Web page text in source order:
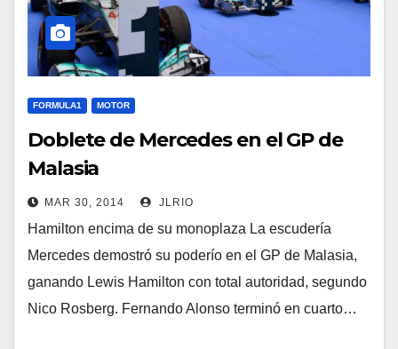
FORMULA1 MOTOR
Doblete de Mercedes en el GP de
Malasia
MAR 30, 2014 JLRIO
Hamilton encima de su monoplaza La escudería
Mercedes demostró su poderío en el GP de Malasia,
ganando Lewis Hamilton con total autoridad, segundo
Nico Rosberg. Fernando Alonso terminó en cuarto…